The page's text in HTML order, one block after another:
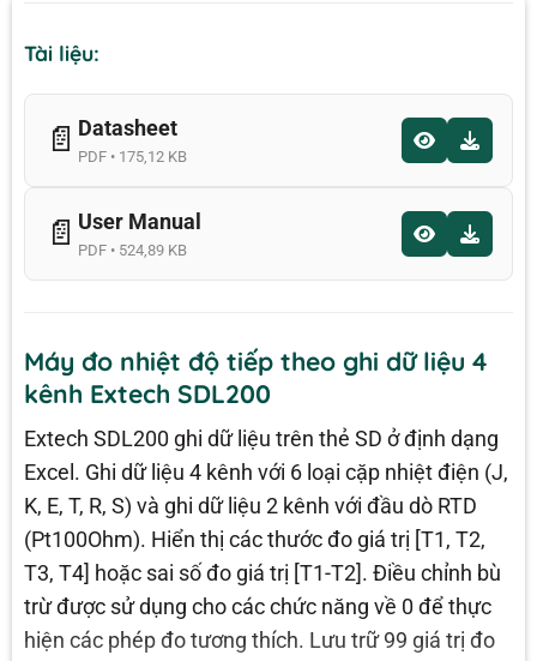
Tài liệu:
📄 Datasheet
PDF • 175,12 KB
📄 User Manual
PDF • 524,89 KB
Máy đo nhiệt độ tiếp theo ghi dữ liệu 4
kênh Extech SDL200
Extech SDL200 ghi dữ liệu trên thẻ SD ở định dạng
Excel. Ghi dữ liệu 4 kênh với 6 loại cặp nhiệt điện (J,
K, E, T, R, S) và ghi dữ liệu 2 kênh với đầu dò RTD
(Pt100Ohm). Hiển thị các thước đo giá trị [T1, T2,
T3, T4] hoặc sai số đo giá trị [T1-T2]. Điều chỉnh bù
trừ được sử dụng cho các chức năng về 0 để thực
hiện các phép đo tương thích. Lưu trữ 99 giá trị đo